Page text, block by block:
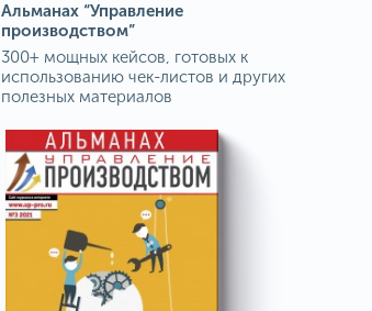
Альманах “Управление
производством”
300+ мощных кейсов, готовых к
использованию чек-листов и других
полезных материалов